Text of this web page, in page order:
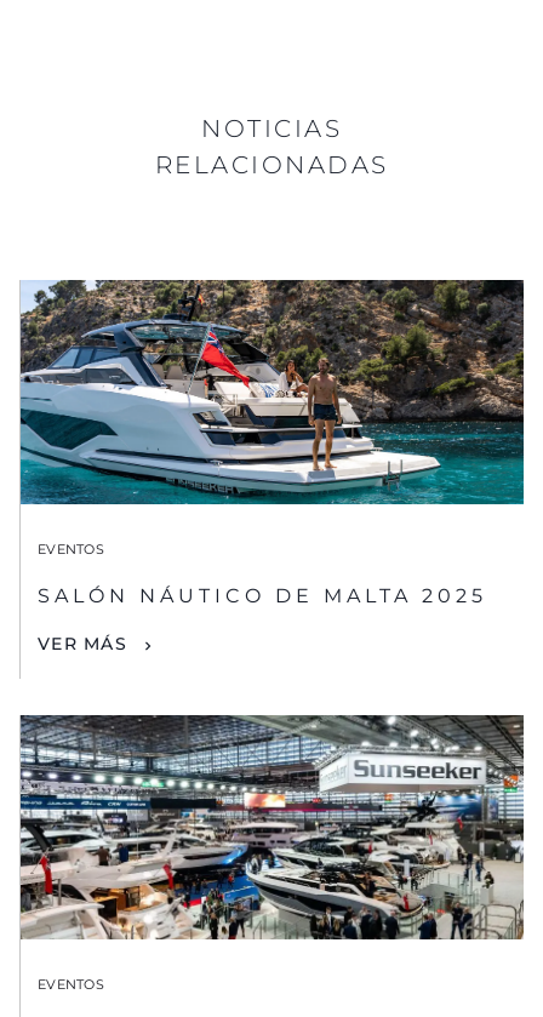
NOTICIAS
RELACIONADAS
EVENTOS
SALÓN NÁUTICO DE MALTA 2025
VER MÁS
EVENTOS